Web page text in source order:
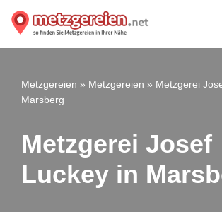
Zum
Metzgereien » Metzgereien » Metzgerei
Marsberg
Metzgerei Josef
Luckey in